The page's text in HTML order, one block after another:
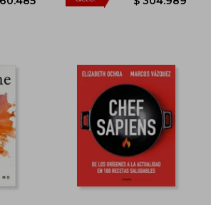
$ 60.485
50%
dcto. $